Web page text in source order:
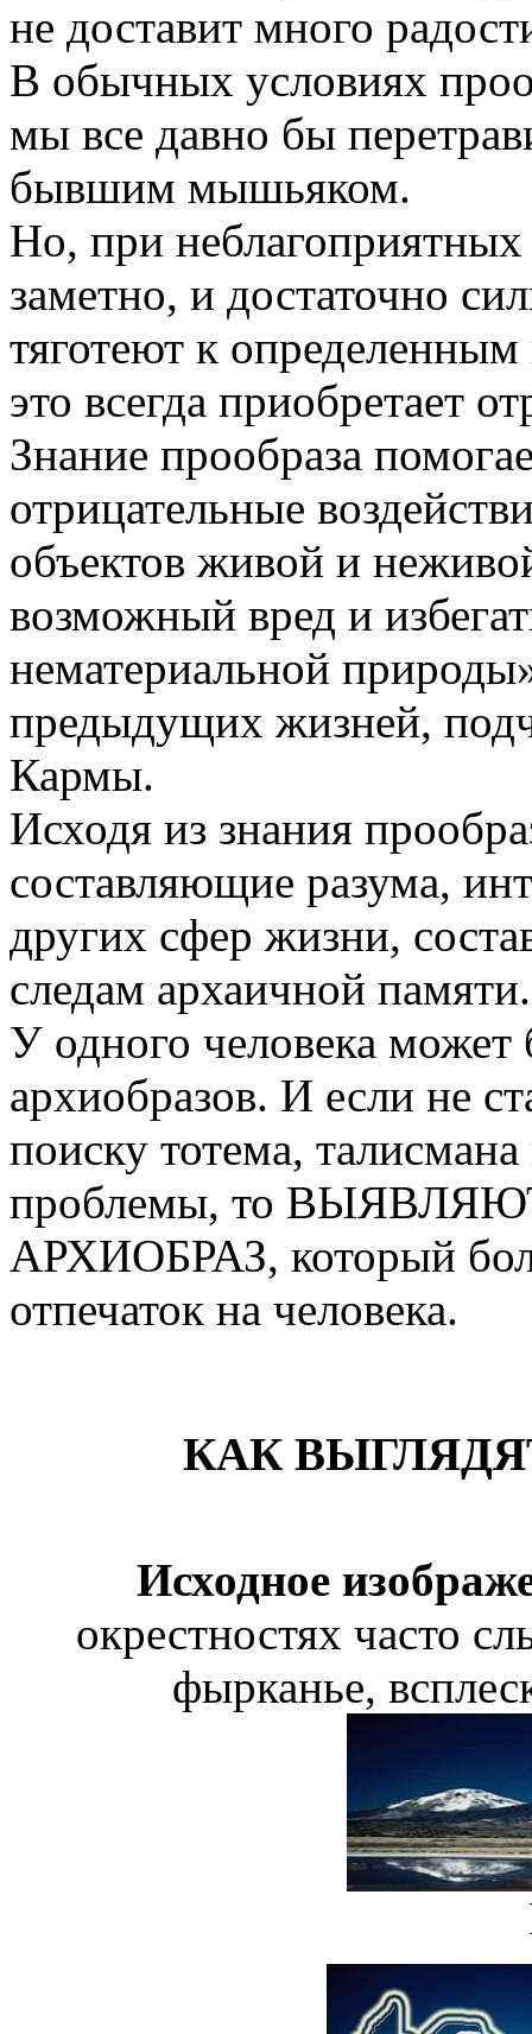
не доставит много
В обычных условиях
мы все давно бы
бывшим мышьяком.
Но, при неблагоприятных
заметно, и достаточно
тяготеют к
это всегда приобретает
Знание прообраза
отрицательные
объектов живой и
возможный вред и
нематериальной
предыдущих жизней,
Кармы.
Исходя из знания
составляющие разума,
других сфер жизни,
следам архаичной
У одного человека может
архиобразов. И если не
поиску тотема,
проблемы, то
АРХИОБРАЗ, который
отпечаток на человека.
КАК
Исходное
окрестностях часто
фырканье,